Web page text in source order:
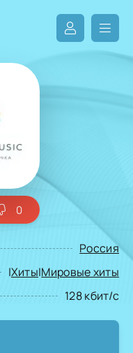
0
Россия
|Хиты|Мировые хиты
128 кбит/с